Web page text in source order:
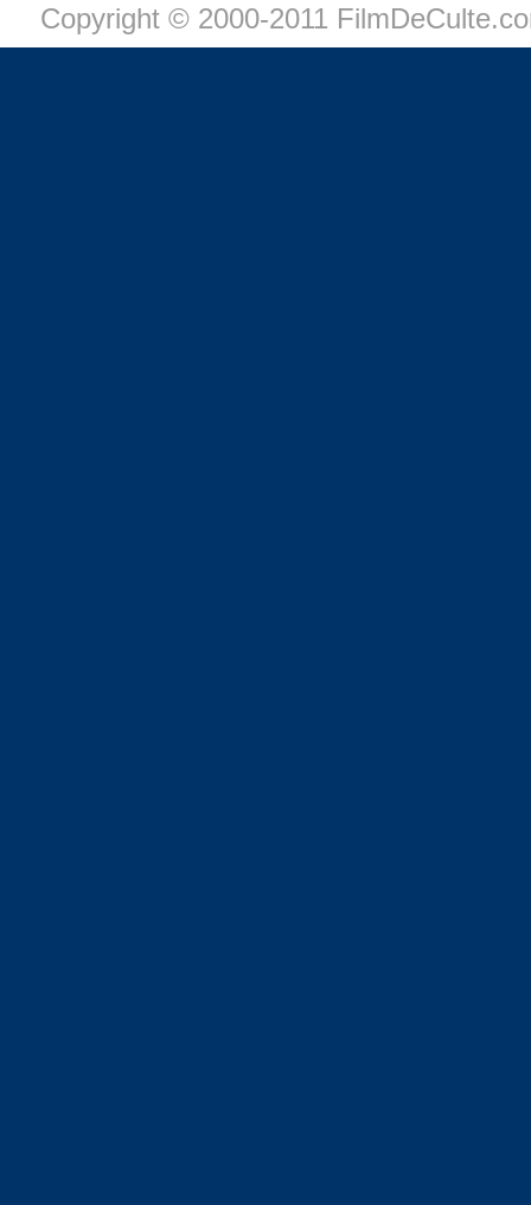
Copyright © 2000-2011